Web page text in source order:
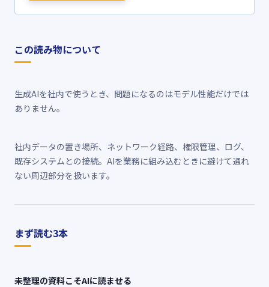
この読み物について
生成AIを社内で使うとき、問題になるのはモデル性能だけでは
ありません。
社内データの置き場所、ネットワーク経路、権限管理、ログ、
既存システムとの接続。AIを業務に組み込むときに避けて通れ
ない周辺部分を扱います。
まず読む3本
未整理の資料こそAIに読ませる